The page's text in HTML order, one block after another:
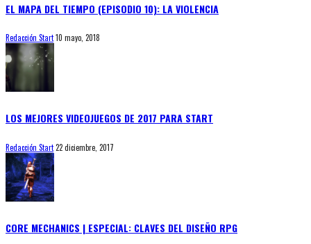
EL MAPA DEL TIEMPO (EPISODIO 10): LA VIOLENCIA
Redacción Start10 mayo, 2018
LOS MEJORES VIDEOJUEGOS DE 2017 PARA START
Redacción Start22 diciembre, 2017
CORE MECHANICS | ESPECIAL: CLAVES DEL DISEÑO RPG